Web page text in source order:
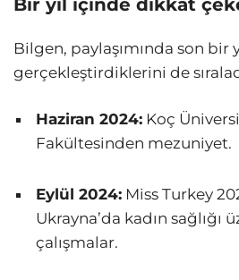
Bir yıl içinde dikkat
Bilgen, paylaşımında son bir
gerçekleştirdiklerini de
Haziran 2024: Koç
Fakültesinden mezuniyet.
Eylül 2024: Miss Turkey
Ukrayna’da kadın sağlığı
çalışmalar.